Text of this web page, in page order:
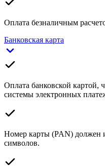
Оплата безналичным
Банковская карта
Оплата банковской картой,
системы электронных
Номер карты (PAN) должен
символов.